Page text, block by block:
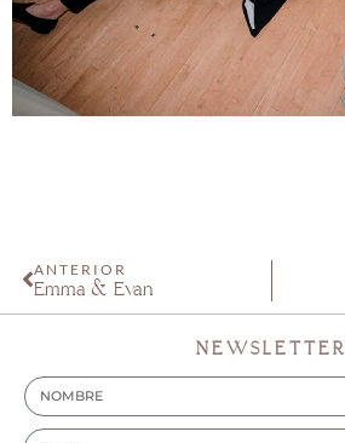
ANTERIOR
Emma & Evan
NEWSLETTER